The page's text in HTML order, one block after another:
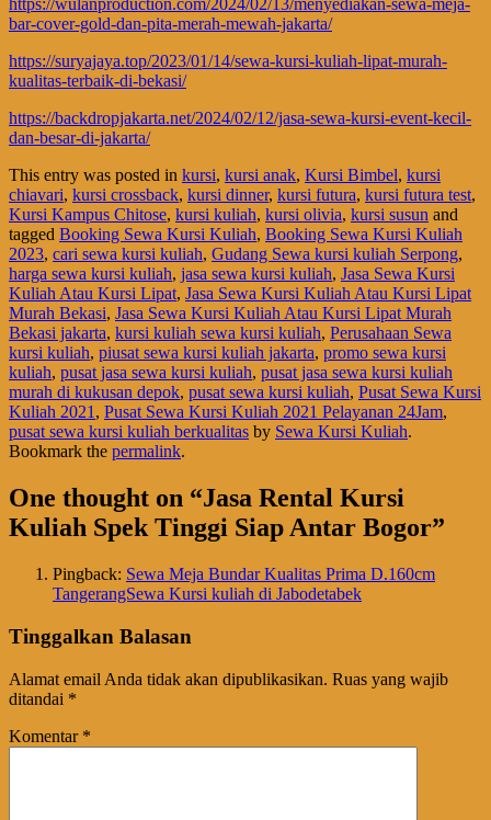
https://wulanproduction.com/2024/02/13/menyediakan-sewa-meja-
bar-cover-gold-dan-pita-merah-mewah-jakarta/
https://suryajaya.top/2023/01/14/sewa-kursi-kuliah-lipat-murah-
kualitas-terbaik-di-bekasi/
https://backdropjakarta.net/2024/02/12/jasa-sewa-kursi-event-kecil-
dan-besar-di-jakarta/
This entry was posted in kursi, kursi anak, Kursi Bimbel, kursi
chiavari, kursi crossback, kursi dinner, kursi futura, kursi futura test,
Kursi Kampus Chitose, kursi kuliah, kursi olivia, kursi susun and
tagged Booking Sewa Kursi Kuliah, Booking Sewa Kursi Kuliah
2023, cari sewa kursi kuliah, Gudang Sewa kursi kuliah Serpong,
harga sewa kursi kuliah, jasa sewa kursi kuliah, Jasa Sewa Kursi
Kuliah Atau Kursi Lipat, Jasa Sewa Kursi Kuliah Atau Kursi Lipat
Murah Bekasi, Jasa Sewa Kursi Kuliah Atau Kursi Lipat Murah
Bekasi jakarta, kursi kuliah sewa kursi kuliah, Perusahaan Sewa
kursi kuliah, piusat sewa kursi kuliah jakarta, promo sewa kursi
kuliah, pusat jasa sewa kursi kuliah, pusat jasa sewa kursi kuliah
murah di kukusan depok, pusat sewa kursi kuliah, Pusat Sewa Kursi
Kuliah 2021 , Pusat Sewa Kursi Kuliah 2021 Pelayanan 24Jam,
pusat sewa kursi kuliah berkualitas by Sewa Kursi Kuliah.
Bookmark the permalink.
One thought on “Jasa Rental Kursi
Kuliah Spek Tinggi Siap Antar Bogor”
Pingback: Sewa Meja Bundar Kualitas Prima D.160cm
TangerangSewa Kursi kuliah di Jabodetabek
Tinggalkan Balasan
Alamat email Anda tidak akan dipublikasikan. Ruas yang wajib
ditandai *
Komentar *